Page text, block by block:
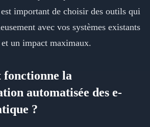
important de choisir des outils qui
avec vos systèmes existants
un impact maximaux.
fonctionne la
automatisée des e-
?